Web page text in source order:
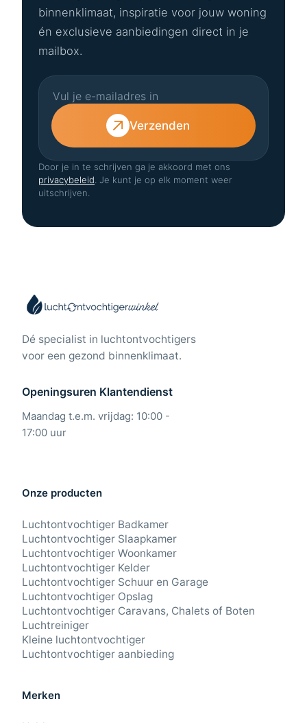
binnenklimaat, inspiratie voor jouw woning
én exclusieve aanbiedingen direct in je
mailbox.
Verzenden
Door je in te schrijven ga je akkoord met ons
privacybeleid . Je kunt je op elk moment weer
uitschrijven.
Dé specialist in luchtontvochtigers
voor een gezond binnenklimaat.
Openingsuren Klantendienst
Maandag t.e.m. vrijdag: 10:00 -
17:00 uur
Onze producten
Luchtontvochtiger Badkamer
Luchtontvochtiger Slaapkamer
Luchtontvochtiger Woonkamer
Luchtontvochtiger Kelder
Luchtontvochtiger Schuur en Garage
Luchtontvochtiger Opslag
Luchtontvochtiger Caravans, Chalets of Boten
Luchtreiniger
Kleine luchtontvochtiger
Luchtontvochtiger aanbieding
Merken